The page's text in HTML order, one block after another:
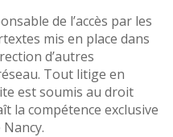
de l’accès par les
mis en place dans
d’autres
Tout litige en
est soumis au droit
la compétence exclusive